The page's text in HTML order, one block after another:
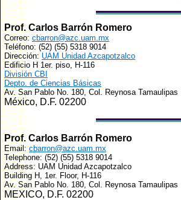
Prof.Carlos Barrón Romero
Correo:cbarron@azc.uam.mx
Teléfono: (52) (55) 5318 9014
Dirección: UAM Unidad Azcapotzalco
Edificio H 1er. piso, H-116
División CBI
Depto. de Ciencias Básicas
Av. San Pablo No. 180, Col. Reynosa Tamaulipas
México, D.F. 02200
Prof.Carlos Barrón Romero
Email:cbarron@azc.uam.mx
Telephone: (52) (55) 5318 9014
Address: UAM Unidad Azcapotzalco
Building H, 1er. Floor, H-116
Av. San Pablo No. 180, Col. Reynosa Tamaulipas
MEXICO, D.F. 02200